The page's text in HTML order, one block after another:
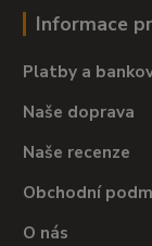
Informace
Platby a
Naše doprava
Naše recenze
Obchodní
O nás